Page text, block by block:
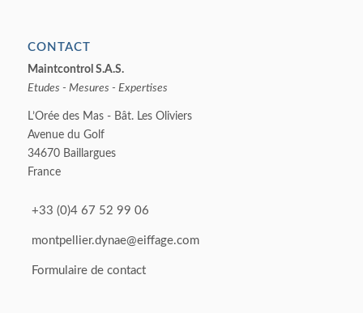
CONTACT
Maintcontrol S.A.S.
Etudes - Mesures - Expertises
L’Orée des Mas - Bât. Les Oliviers
Avenue du Golf
34670 Baillargues
France
+33 (0)4 67 52 99 06
montpellier.dynae@eiffage.com
Formulaire de contact